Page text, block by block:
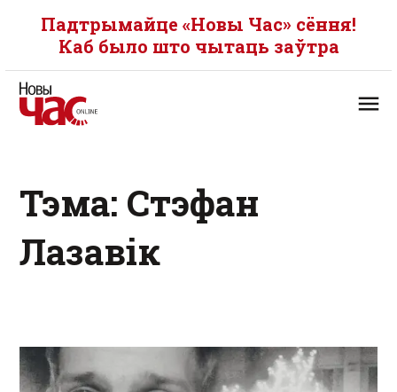
Падтрымайце «Новы Час» сёння!
Каб было што чытаць заўтра
Тэма: Стэфан
Лазавік